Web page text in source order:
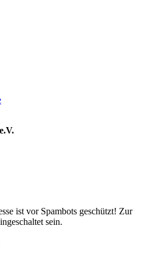
ist vor Spambots geschützt! Zur
sein.